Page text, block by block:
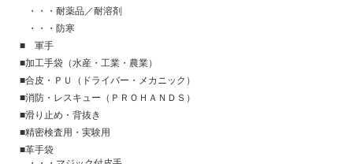
・・・耐薬品／耐溶剤
・・・防寒
■ 軍手
■加工手袋（水産・工業・農業）
■合皮・ＰＵ（ドライバー・メカニック）
■消防・レスキュー（ＰＲＯＨＡＮＤＳ）
■滑り止め・背抜き
■精密検査用・実験用
■革手袋